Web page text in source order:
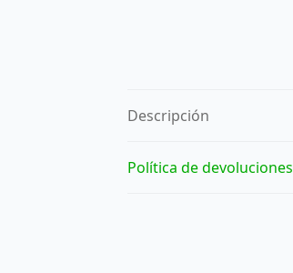
Descripción
Política de devoluciones